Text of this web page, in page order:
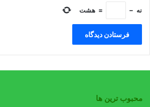
نه −
= هشت
محبوب ترین ها